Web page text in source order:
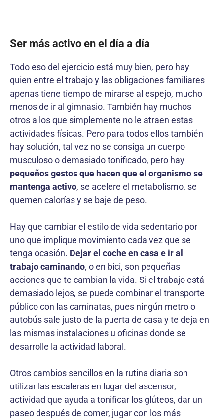
Ser más activo en el día a día
Todo eso del ejercicio está muy bien, pero hay
quien entre el trabajo y las obligaciones familiares
apenas tiene tiempo de mirarse al espejo, mucho
menos de ir al gimnasio. También hay muchos
otros a los que simplemente no le atraen estas
actividades físicas. Pero para todos ellos también
hay solución, tal vez no se consiga un cuerpo
musculoso o demasiado tonificado, pero hay
pequeños gestos que hacen que el organismo se
mantenga activo, se acelere el metabolismo, se
quemen calorías y se baje de peso.
Hay que cambiar el estilo de vida sedentario por
uno que implique movimiento cada vez que se
tenga ocasión. Dejar el coche en casa e ir al
trabajo caminando, o en bici, son pequeñas
acciones que te cambian la vida. Si el trabajo está
demasiado lejos, se puede combinar el transporte
público con las caminatas, pues ningún metro o
autobús sale justo de la puerta de casa y te deja en
las mismas instalaciones u oficinas donde se
desarrolle la actividad laboral.
Otros cambios sencillos en la rutina diaria son
utilizar las escaleras en lugar del ascensor,
actividad que ayuda a tonificar los glúteos, dar un
paseo después de comer, jugar con los más